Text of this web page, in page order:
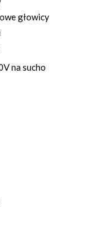
głowicy
na sucho